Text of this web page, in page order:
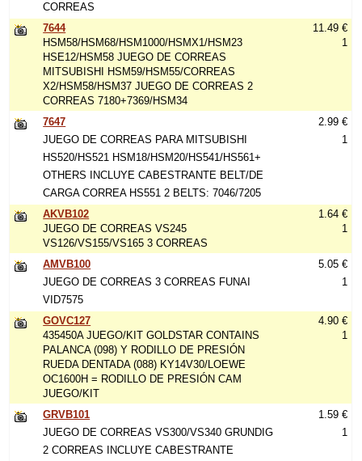
CORREAS
7644
HSM58/HSM68/HSM1000/HSMX1/HSM23
HSE12/HSM58 JUEGO DE CORREAS
MITSUBISHI HSM59/HSM55/CORREAS
X2/HSM58/HSM37 JUEGO DE CORREAS 2
CORREAS 7180+7369/HSM34
11.49 €
1
7647
JUEGO DE CORREAS PARA MITSUBISHI
HS520/HS521 HSM18/HSM20/HS541/HS561+
OTHERS INCLUYE CABESTRANTE BELT/DE
CARGA CORREA HS551 2 BELTS: 7046/7205
2.99 €
1
AKVB102
JUEGO DE CORREAS VS245
VS126/VS155/VS165 3 CORREAS
1.64 €
1
AMVB100
JUEGO DE CORREAS 3 CORREAS FUNAI
VID7575
5.05 €
1
GOVC127
435450A JUEGO/KIT GOLDSTAR CONTAINS
PALANCA (098) Y RODILLO DE PRESIÓN
RUEDA DENTADA (088) KY14V30/LOEWE
OC1600H = RODILLO DE PRESIÓN CAM
JUEGO/KIT
4.90 €
1
GRVB101
JUEGO DE CORREAS VS300/VS340 GRUNDIG
2 CORREAS INCLUYE CABESTRANTE
1.59 €
1